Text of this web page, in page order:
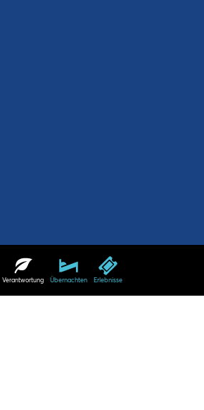
Verantwortung Übernachten Erlebnisse